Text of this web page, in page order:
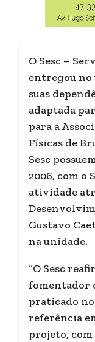
O Sesc –
entregou no
suas
adaptada
para a
Físicas de
Sesc
2006, com o
atividade
Gustavo
na unidade.
“O Sesc
fomentador
praticado no
referência
projeto, com